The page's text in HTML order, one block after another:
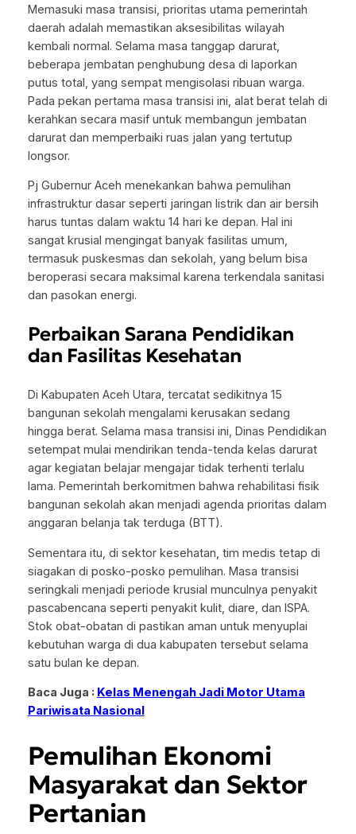
Memasuki masa transisi, prioritas utama pemerintah
daerah adalah memastikan aksesibilitas wilayah
kembali normal. Selama masa tanggap darurat,
beberapa jembatan penghubung desa di laporkan
putus total, yang sempat mengisolasi ribuan warga.
Pada pekan pertama masa transisi ini, alat berat telah di
kerahkan secara masif untuk membangun jembatan
darurat dan memperbaiki ruas jalan yang tertutup
longsor.
Pj Gubernur Aceh menekankan bahwa pemulihan
infrastruktur dasar seperti jaringan listrik dan air bersih
harus tuntas dalam waktu 14 hari ke depan. Hal ini
sangat krusial mengingat banyak fasilitas umum,
termasuk puskesmas dan sekolah, yang belum bisa
beroperasi secara maksimal karena terkendala sanitasi
dan pasokan energi.
Perbaikan Sarana Pendidikan
dan Fasilitas Kesehatan
Di Kabupaten Aceh Utara, tercatat sedikitnya 15
bangunan sekolah mengalami kerusakan sedang
hingga berat. Selama masa transisi ini, Dinas Pendidikan
setempat mulai mendirikan tenda-tenda kelas darurat
agar kegiatan belajar mengajar tidak terhenti terlalu
lama. Pemerintah berkomitmen bahwa rehabilitasi fisik
bangunan sekolah akan menjadi agenda prioritas dalam
anggaran belanja tak terduga (BTT).
Sementara itu, di sektor kesehatan, tim medis tetap di
siagakan di posko-posko pemulihan. Masa transisi
seringkali menjadi periode krusial munculnya penyakit
pascabencana seperti penyakit kulit, diare, dan ISPA.
Stok obat-obatan di pastikan aman untuk menyuplai
kebutuhan warga di dua kabupaten tersebut selama
satu bulan ke depan.
Baca Juga : Kelas Menengah Jadi Motor Utama
Pariwisata Nasional
Pemulihan Ekonomi
Masyarakat dan Sektor
Pertanian